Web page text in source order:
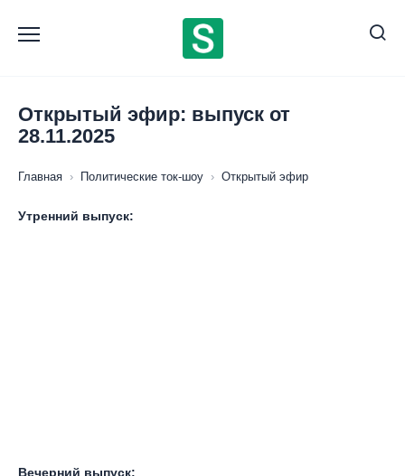
содержанию
Открытый эфир: выпуск от
28.11.2025
Главная › Политические ток-шоу › Открытый эфир
Утренний выпуск:
Вечерний выпуск: